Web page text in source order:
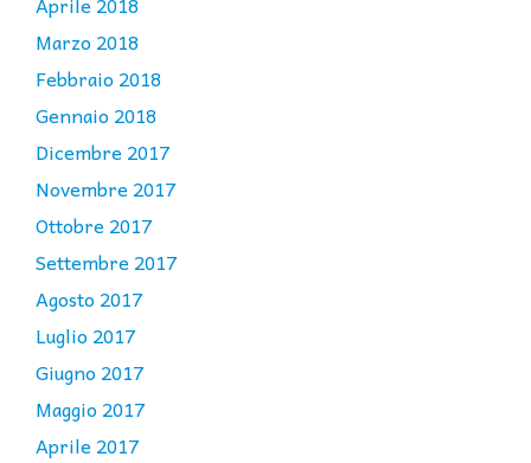
Marzo 2018
Febbraio 2018
Gennaio 2018
Dicembre 2017
Novembre 2017
Ottobre 2017
Settembre 2017
Agosto 2017
Luglio 2017
Giugno 2017
Maggio 2017
Aprile 2017